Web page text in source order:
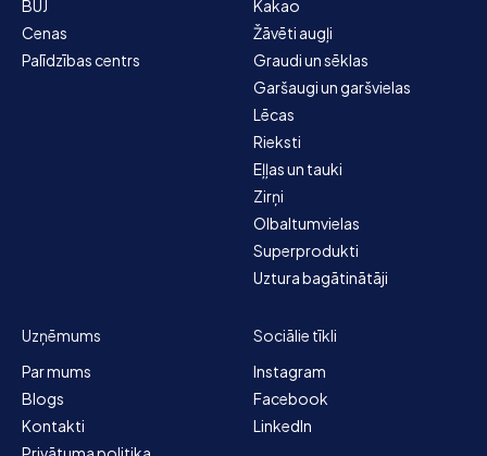
BUJ
Cenas
Palīdzības centrs
Kakao
Žāvēti augļi
Graudi un sēklas
Garšaugi un garšvielas
Lēcas
Rieksti
Eļļas un tauki
Zirņi
Olbaltumvielas
Superprodukti
Uztura bagātinātāji
Uzņēmums
Par mums
Blogs
Kontakti
Sociālie tīkli
Instagram
Facebook
LinkedIn